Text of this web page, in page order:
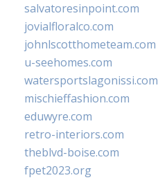
salvatoresinpoint.com
jovialfloralco.com
johnlscotthometeam.com
u-seehomes.com
watersportslagonissi.com
mischieffashion.com
eduwyre.com
retro-interiors.com
theblvd-boise.com
fpet2023.org